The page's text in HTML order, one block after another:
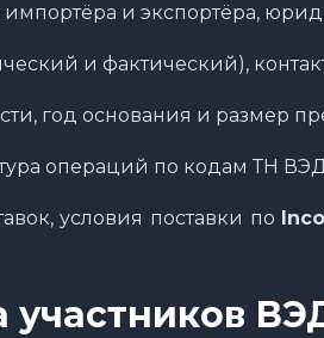
и экспортёра,
и фактический),
год основания и размер
операций по кодам ТН
условия поставки по